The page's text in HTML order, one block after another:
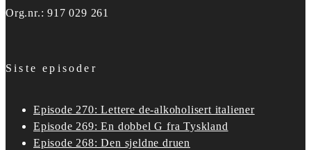
Org.nr.: 917 029 261
Siste episoder
Episode 270: Lettere de-alkoholisert italiener
Episode 269: En dobbel G fra Tyskland
Episode 268: Den sjeldne druen